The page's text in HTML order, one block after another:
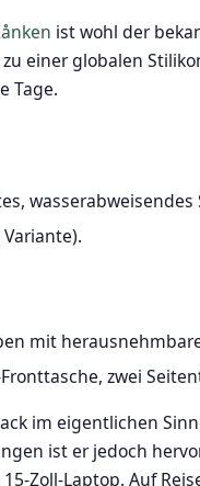
ist wohl der
einer globalen
Tage.
mit
zwei
im eigentlichen
ist er jedoch
Zoll-Laptop. Auf